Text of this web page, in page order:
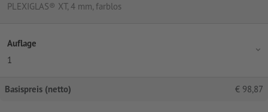
PLEXIGLAS® XT, 4 mm, farblos
Auflage
1
Basispreis (netto) € 98,87